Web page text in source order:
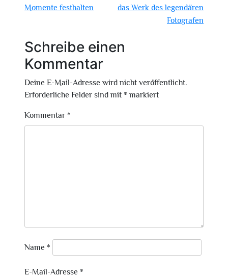
Momente festhalten
das Werk des legendären
Fotografen
Schreibe einen
Kommentar
Deine E-Mail-Adresse wird nicht veröffentlicht.
Erforderliche Felder sind mit * markiert
Kommentar *
Name *
E-Mail-Adresse *